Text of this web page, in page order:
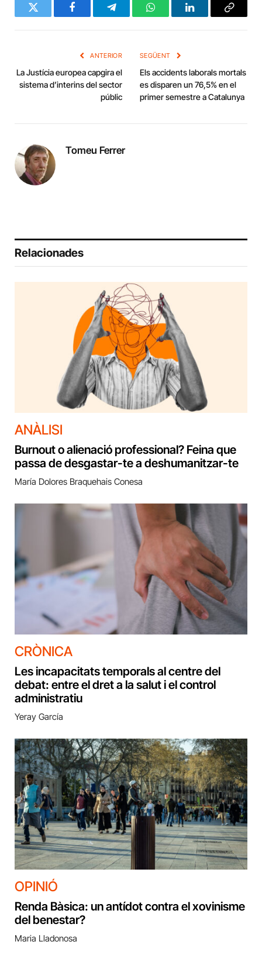
Twitter FacebookTelegramWhatsAppLinkedInCopy
ANTERIOR
La Justícia europea capgira el
sistema d’interins del sector
públic
SEGÜENT
Els accidents laborals mortals
es disparen un 76,5% en el
primer semestre a Catalunya
Tomeu Ferrer
Relacionades
ANÀLISI
Burnout o alienació professional? Feina que
passa de desgastar-te a deshumanitzar-te
María Dolores Braquehais Conesa
CRÒNICA
Les incapacitats temporals al centre del
debat: entre el dret a la salut i el control
administratiu
Yeray García
OPINIÓ
Renda Bàsica: un antídot contra el xovinisme
del benestar?
Maria Lladonosa